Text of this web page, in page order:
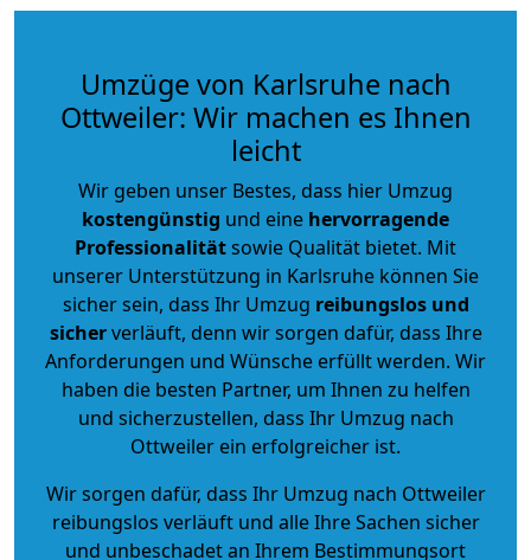
Umzüge von Karlsruhe nach
Ottweiler: Wir machen es Ihnen
leicht
Wir geben unser Bestes, dass hier Umzug
kostengünstig und eine hervorragende
Professionalitätsowie Qualität bietet. Mit
unserer Unterstützung in Karlsruhe können Sie
sicher sein, dass Ihr Umzug reibungslos und
sicherverläuft, denn wir sorgen dafür, dass Ihre
Anforderungen und Wünsche erfüllt werden. Wir
haben die besten Partner, um Ihnen zu helfen
und sicherzustellen, dass Ihr Umzug nach
Ottweiler ein erfolgreicher ist.
Wir sorgen dafür, dass Ihr Umzug nach Ottweiler
reibungslos verläuft und alle Ihre Sachen sicher
und unbeschadet an Ihrem Bestimmungsort